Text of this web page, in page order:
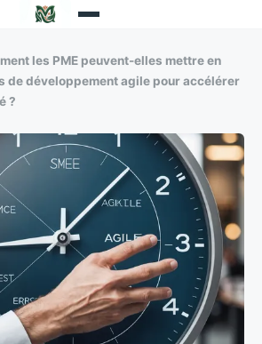
les PME peuvent-elles mettre en
développement agile pour accélérer
?